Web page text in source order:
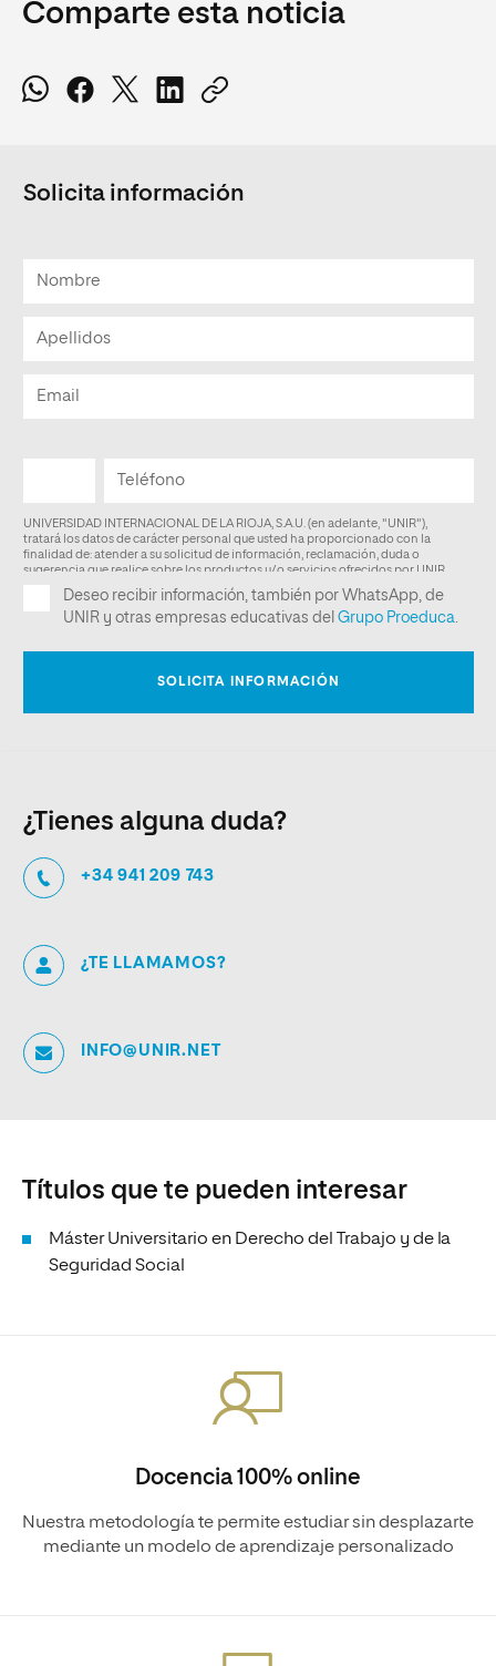
Comparte esta noticia
Solicita información
¿Tienes alguna duda?
+34 941 209 743
¿TE LLAMAMOS?
INFO@UNIR.NET
Títulos que te pueden interesar
Máster Universitario en Derecho del Trabajo y de la
Seguridad Social
Docencia 100% online
Nuestra metodología te permite estudiar sin desplazarte
mediante un modelo de aprendizaje personalizado